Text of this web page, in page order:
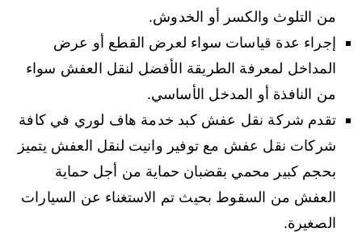
من التلوث والكسر أو الخدوش.
إجراء عدة قياسات سواء لعرض القطع أو عرض
المداخل لمعرفة الطريقة الأفضل لنقل العفش سواء
من النافذة أو المدخل الأساسي.
تقدم شركة نقل عفش كبد خدمة هاف لوري في كافة
شركات نقل عفش مع توفير وانيت لنقل العفش يتميز
بحجم كبير محمي بقضبان حماية من أجل حماية
العفش من السقوط بحيث تم الاستغناء عن السيارات
الصغيرة.